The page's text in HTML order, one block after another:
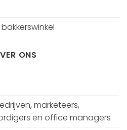
ONS
marketeers,
en office managers